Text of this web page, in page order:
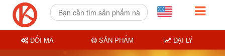
ĐỔI MÃ SẢN PHẨM ĐẠI LÝ